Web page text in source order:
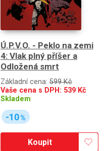
Ú.P.V.O. - Peklo na zemi
4: Vlak plný příšer a
Odložená smrt
Základní cena: 599 Kč
Vaše cena s DPH: 539 Kč
Skladem
-10%
Koupit